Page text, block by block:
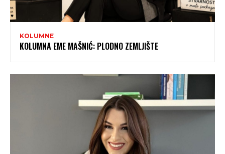
KOLUMNE
KOLUMNA EME MAŠNIĆ: PLODNO ZEMLJIŠTE